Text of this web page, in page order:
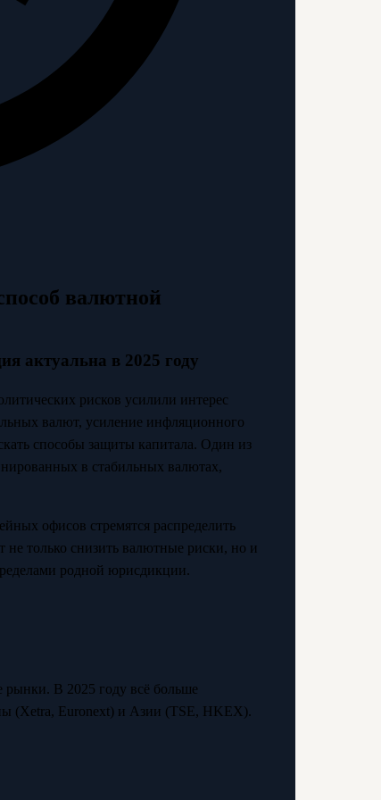
валютной
актуальна в 2025 году
рисков усилили интерес
валют, усиление инфляционного
способы защиты капитала. Один из
в стабильных валютах,
офисов стремятся распределить
только снизить валютные риски, но и
родной юрисдикции.
В 2025 году всё больше
(Xetra, Euronext) и Азии (TSE, HKEX).